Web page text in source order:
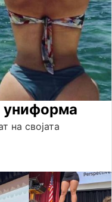
униформа
на својата